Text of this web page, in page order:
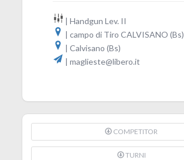
| Handgun Lev. II
| campo di Tiro CALVISANO (Bs)
| Calvisano (Bs)
| maglieste@libero.it
COMPETITOR
TURNI